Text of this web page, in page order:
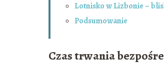
Lotnisko w Lizbonie –
Podsumowanie
Czas trwania